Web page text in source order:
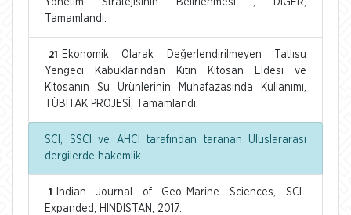
Tamamlandı.
21
Ekonomik Olarak Değerlendirilmeyen Tatlısu
Yengeci Kabuklarından Kitin Kitosan Eldesi ve
Kitosanın Su Ürünlerinin Muhafazasında Kullanımı,
TÜBİTAK PROJESİ, Tamamlandı.
SCI, SSCI ve AHCI tarafından taranan Uluslararası
dergilerde hakemlik
1
Indian Journal of Geo-Marine Sciences, SCI-
Expanded, HİNDİSTAN, 2017.